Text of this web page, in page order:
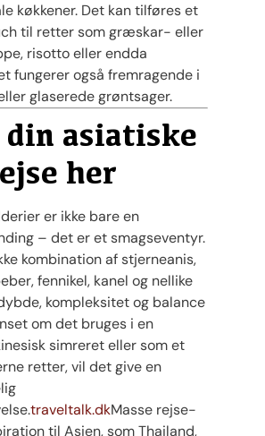
køkkener. Det kan tilføres et
til retter som græskar- eller
risotto eller endda
fungerer også fremragende i
glaserede grøntsager.
asiatiske
her
er ikke bare en
– det er et smagseventyr.
kombination af stjerneanis,
fennikel, kanel og nellike
kompleksitet og balance
om det bruges i en
simreret eller som et
retter, vil det give en
traveltalk.dkMasse rejse-
til Asien, som Thailand,